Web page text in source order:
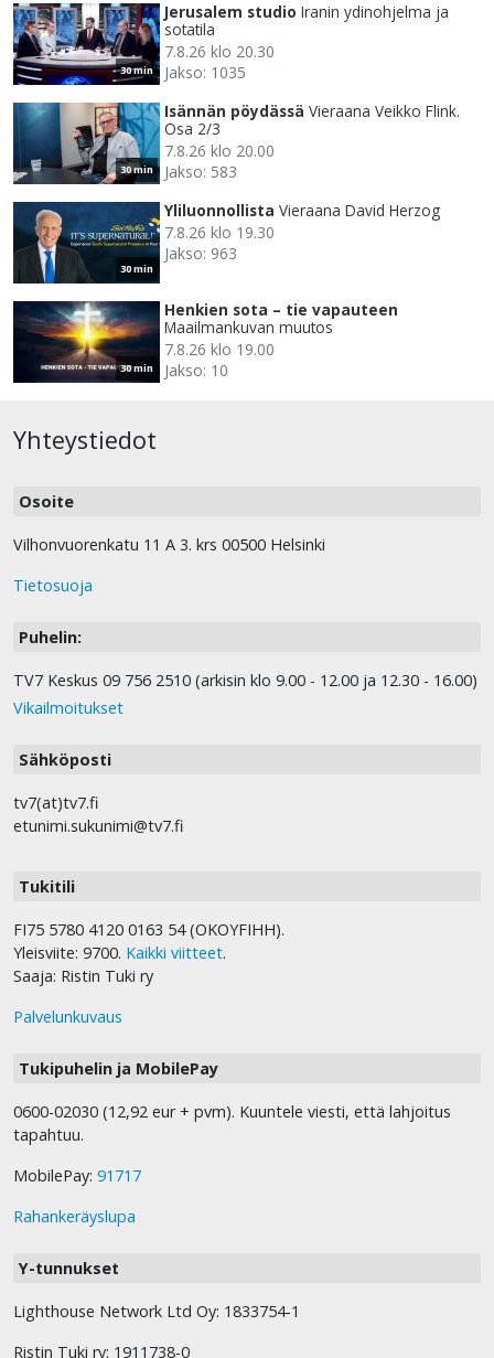
30 min
Jerusalem studio Iranin ydinohjelma ja
sotatila
7.8.26 klo 20.30
Jakso: 1035
30 min
Isännän pöydässä Vieraana Veikko Flink.
Osa 2/3
7.8.26 klo 20.00
Jakso: 583
30 min
Yliluonnollista Vieraana David Herzog
7.8.26 klo 19.30
Jakso: 963
30 min
Henkien sota – tie vapauteen
Maailmankuvan muutos
7.8.26 klo 19.00
Jakso: 10
Yhteystiedot
Osoite
Vilhonvuorenkatu 11 A 3. krs 00500 Helsinki
Tietosuoja
Puhelin:
TV7 Keskus 09 756 2510 (arkisin klo 9.00 - 12.00 ja 12.30 - 16.00)
Vikailmoitukset
Sähköposti
tv7(at)tv7.fi
etunimi.sukunimi@tv7.fi
Tukitili
FI75 5780 4120 0163 54 (OKOYFIHH).
Yleisviite: 9700. Kaikki viitteet.
Saaja: Ristin Tuki ry
Palvelunkuvaus
Tukipuhelin ja MobilePay
0600-02030 (12,92 eur + pvm). Kuuntele viesti, että lahjoitus
tapahtuu.
MobilePay: 91717
Rahankeräyslupa
Y-tunnukset
Lighthouse Network Ltd Oy: 1833754-1
Ristin Tuki ry: 1911738-0